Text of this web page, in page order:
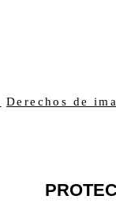
Derechos de